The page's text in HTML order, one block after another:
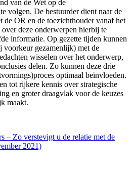
van de Wet op de
volgen. De bestuurder dient naar de
de OR en de toezichthouder vanaf het
deze onderwerpen hierbij te
informatie. Op gezette tijden kunnen
voorkeur gezamenlijk) met de
wisselen over het onderwerp,
delen. Zo kunnen deze drie
optimaal beïnvloeden.
tot rijkere kennis over strategische
en groter draagvlak voor de keuzes
maakt.
– Zo verstevigt u de relatie met de
2021)